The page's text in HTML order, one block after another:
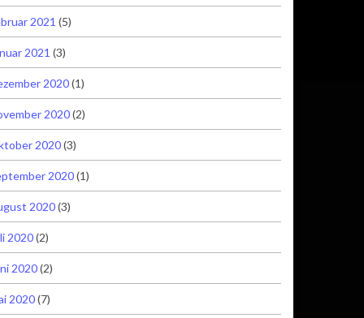
2021 (5)
2021 (3)
2020(1)
2020(2)
2020(3)
2020(1)
2020(3)
2020(2)
2020(2)
2020(7)